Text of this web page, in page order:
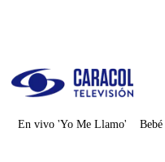
En vivo 'Yo Me Llamo'